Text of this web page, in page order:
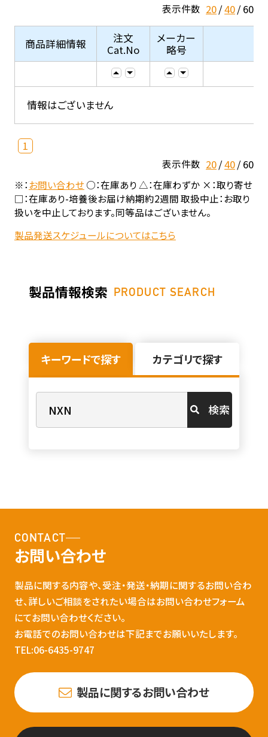
表示件数 20 40 60
商品詳細情報
注文
Cat.No
メーカー
略号
情報はございません
1
表示件数 20 40 60
※：お問い合わせ○：在庫あり △：在庫わずか ×：取り寄せ
□：在庫あり-培養後お届け納期約2週間 取扱中止：お取り
扱いを中止しております。同等品はございません。
製品発送スケジュールについてはこちら
製品情報検索 PRODUCT SEARCH
キーワードで探す カテゴリで探す
検索
CONTACT
お問い合わせ
製品に関する内容や、受注・発送・納期に関するお問い合わ
せ、詳しいご相談をされたい場合はお問い合わせフォーム
にてお問い合わせください。
お電話でのお問い合わせは下記までお願いいたします。
TEL:06-6435-9747
製品に関するお問い合わせ